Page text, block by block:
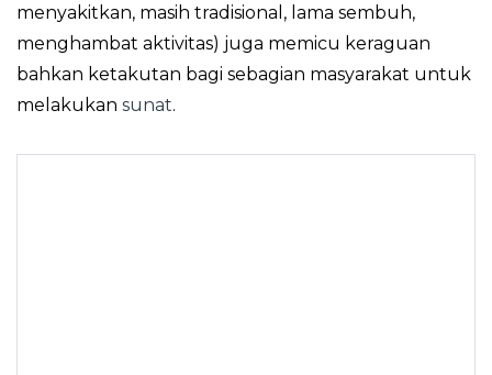
menyakitkan, masih tradisional, lama sembuh,
menghambat aktivitas) juga memicu keraguan
bahkan ketakutan bagi sebagian masyarakat untuk
melakukan sunat.